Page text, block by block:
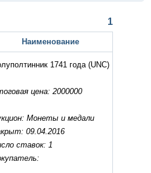
1
Наименование
1741 года(UNC)
цена: 2000000
Монеты и медали
09.04.2016
ставок: 1